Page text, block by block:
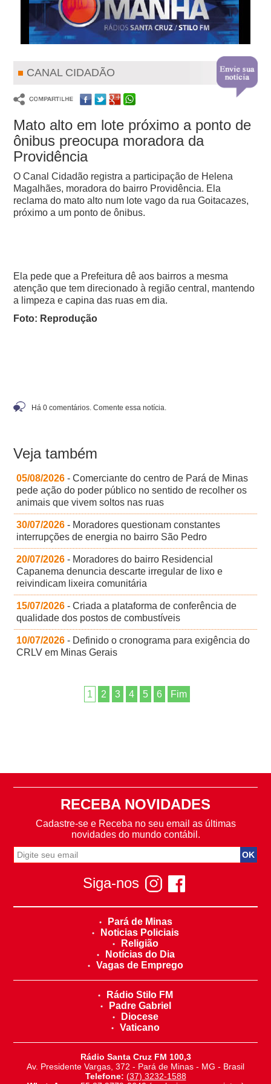
CANAL CIDADÃO
Mato alto em lote próximo a ponto de
ônibus preocupa moradora da
Providência
O Canal Cidadão registra a participação de Helena
Magalhães, moradora do bairro Providência. Ela
reclama do mato alto num lote vago da rua Goitacazes,
próximo a um ponto de ônibus.
Ela pede que a Prefeitura dê aos bairros a mesma
atenção que tem direcionado à região central, mantendo
a limpeza e capina das ruas em dia.
Foto: Reprodução
Há 0 comentários. Comente essa notícia.
Veja também
05/08/2026 - Comerciante do centro de Pará de Minas
pede ação do poder público no sentido de recolher os
animais que vivem soltos nas ruas
30/07/2026 - Moradores questionam constantes
interrupções de energia no bairro São Pedro
20/07/2026 - Moradores do bairro Residencial
Capanema denuncia descarte irregular de lixo e
reivindicam lixeira comunitária
15/07/2026 - Criada a plataforma de conferência de
qualidade dos postos de combustíveis
10/07/2026 - Definido o cronograma para exigência do
CRLV em Minas Gerais
1 2 3 4 5 6 Fim
RECEBA NOVIDADES
Cadastre-se e Receba no seu email as últimas
novidades do mundo contábil.
Siga-nos
Pará de Minas
Noticias Policiais
Religião
Notícias do Dia
Vagas de Emprego
Rádio Stilo FM
Padre Gabriel
Diocese
Vaticano
Rádio Santa Cruz FM 100,3
Av. Presidente Vargas, 372 - Pará de Minas - MG - Brasil
Telefone: (37) 3232-1588